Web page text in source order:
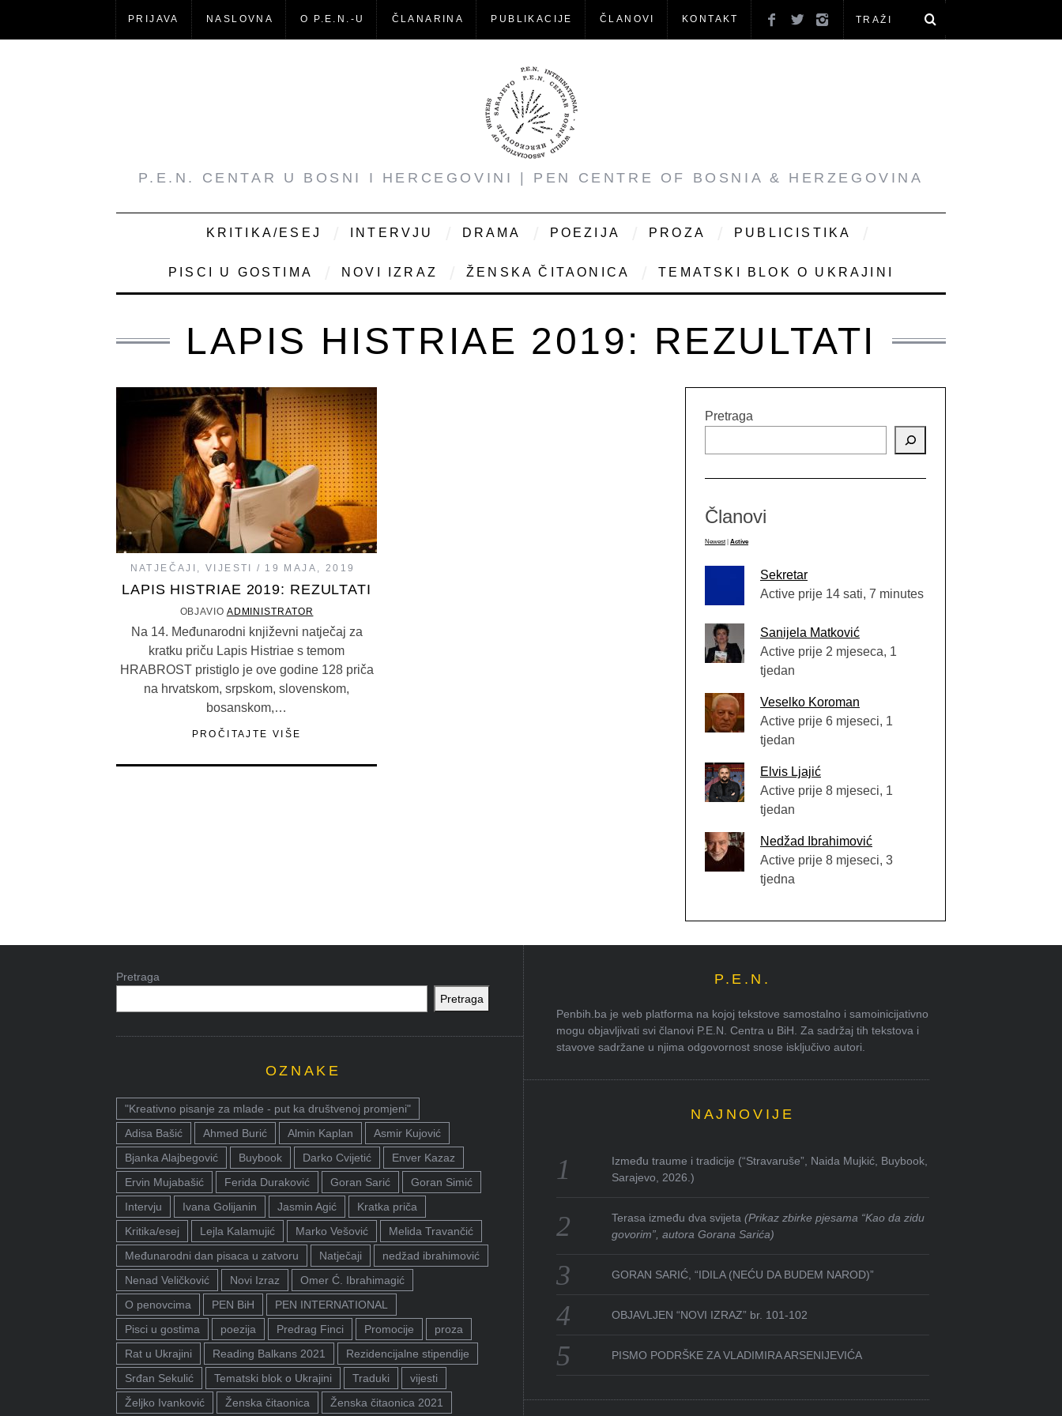
PRIJAVA NASLOVNA O P.E.N.-U ČLANARINA PUBLIKACIJE ČLANOVI KONTAKT
P.E.N. CENTAR U BOSNI I HERCEGOVINI | PEN CENTRE OF BOSNIA & HERZEGOVINA
KRITIKA/ESEJ INTERVJU DRAMA POEZIJA PROZA PUBLICISTIKA
PISCI U GOSTIMA NOVI IZRAZ ŽENSKA ČITAONICA TEMATSKI BLOK O UKRAJINI
LAPIS HISTRIAE 2019: REZULTATI
NATJEČAJI , VIJESTI 19 MAJA, 2019
LAPIS HISTRIAE 2019: REZULTATI
OBJAVIO ADMINISTRATOR
Na 14. Međunarodni književni natječaj za
kratku priču Lapis Histriae s temom
HRABROST pristiglo je ove godine 128 priča
na hrvatskom, srpskom, slovenskom,
bosanskom,…
PROČITAJTE VIŠE
Pretraga
Članovi
Newest Active
Sekretar
Active prije 14 sati, 7 minutes
Sanijela Matković
Active prije 2 mjeseca, 1
tjedan
Veselko Koroman
Active prije 6 mjeseci, 1
tjedan
Elvis Ljajić
Active prije 8 mjeseci, 1
tjedan
Nedžad Ibrahimović
Active prije 8 mjeseci, 3
tjedna
Pretraga
Pretraga
OZNAKE
"Kreativno pisanje za mlade - put ka društvenoj promjeni"
Adisa Bašić
Ahmed Burić Almin Kaplan
Asmir Kujović
Bjanka Alajbegović
Buybook Darko Cvijetić
Enver Kazaz
Ervin Mujabašić
Ferida Duraković Goran Sarić
Goran Simić
Intervju
Ivana Golijanin Jasmin Agić
Kratka priča
Kritika/esej
Lejla Kalamujić Marko Vešović
Melida Travančić
Međunarodni dan pisaca u zatvoru
Natječaji
nedžad ibrahimović
Nenad Veličković
Novi Izraz
Omer Ć. Ibrahimagić
O penovcima
PEN BiH
PEN INTERNATIONAL
Pisci u gostima
poezija Predrag Finci Promocije
proza
Rat u Ukrajini
Reading Balkans 2021
Rezidencijalne stipendije
Srđan Sekulić
Tematski blok o Ukrajini Traduki
vijesti
Željko Ivanković
Ženska čitaonica Ženska čitaonica 2021
P.E.N.
Penbih.ba je web platforma na kojoj tekstove samostalno i samoinicijativno
mogu objavljivati svi članovi P.E.N. Centra u BiH. Za sadržaj tih tekstova i
stavove sadržane u njima odgovornost snose isključivo autori.
NAJNOVIJE
Između traume i tradicije (“Stravaruše”, Naida Mujkić, Buybook,
Sarajevo, 2026.)
Terasa između dva svijeta(Prikaz zbirke pjesama “Kao da zidu
govorim”, autora Gorana Sarića)
GORAN SARIĆ, “IDILA (NEĆU DA BUDEM NAROD)”
OBJAVLJEN “NOVI IZRAZ” br. 101-102
PISMO PODRŠKE ZA VLADIMIRA ARSENIJEVIĆA